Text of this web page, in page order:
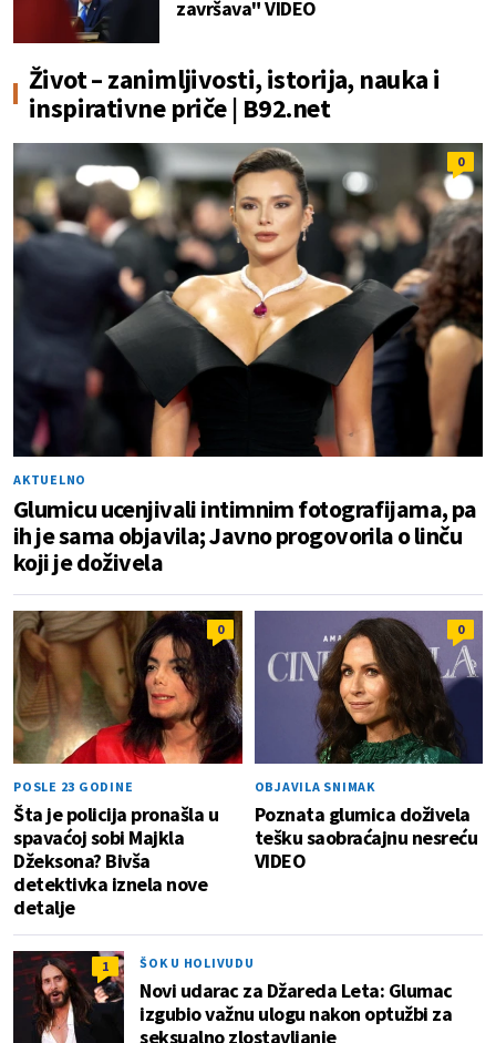
završava" VIDEO
Život – zanimljivosti, istorija, nauka i
inspirativne priče | B92.net
0
AKTUELNO
Glumicu ucenjivali intimnim fotografijama, pa
ih je sama objavila; Javno progovorila o linču
koji je doživela
0
POSLE 23 GODINE
Šta je policija pronašla u
spavaćoj sobi Majkla
Džeksona? Bivša
detektivka iznela nove
detalje
0
OBJAVILA SNIMAK
Poznata glumica doživela
tešku saobraćajnu nesreću
VIDEO
1 ŠOK U HOLIVUDU
Novi udarac za Džareda Leta: Glumac
izgubio važnu ulogu nakon optužbi za
seksualno zlostavljanje